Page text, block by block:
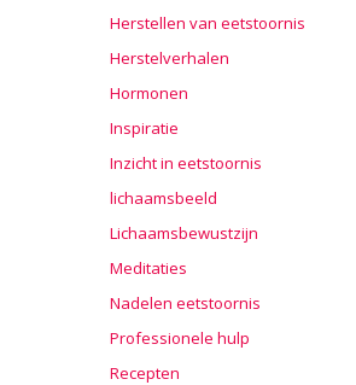
Herstellen van eetstoornis
Herstelverhalen
Hormonen
Inspiratie
Inzicht in eetstoornis
lichaamsbeeld
Lichaamsbewustzijn
Meditaties
Nadelen eetstoornis
Professionele hulp
Recepten